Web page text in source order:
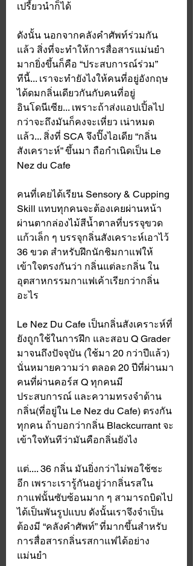
เปรี้ยวนำก็ได้
ดังนั้น นอกจากคลังคำศัพท์ร่วมกัน
แล้ว สิ่งที่จะทำให้การสื่อสารแม่นยำ
มากยิ่งขึ้นก็คือ “ประสบการณ์ร่วม”
ทีนี้... เราจะทำยังไงให้คนที่อยู่อังกฤษ
ได้ดมกลิ่นเดียวกันกับคนที่อยู่
อินโดนีเซีย... เพราะถ้าส่งแอปเปิ้ลไป
กว่าจะถึงมันก็คงจะเหี่ยว เน่าหมด
แล้ว... สิ่งที่ SCA จึงปิ๊งไอเดีย “กลิ่น
สังเคราะห์” ขึ้นมา ถือกำเนิดเป็น Le
Nez du Cafe
คนที่เคยได้เรียน Sensory & Cupping
Skill แทบทุกคนจะต้องเคยผ่านหน้า
ผ่านตากล่องไม้สีน้ำตาลที่บรรจุขวด
แก้วเล็ก ๆ บรรจุกลิ่นสังเคราะห์เอาไว้
36 ขวด สำหรับฝึกนักชิมกาแฟให้
เข้าใจตรงกันว่า กลิ่นแต่ละกลิ่น ใน
อุตสาหกรรมกาแฟเค้าเรียกว่ากลิ่น
อะไร
Le Nez Du Cafe เป็นกลิ่นสังเคราะห์ที่
ยังถูกใช้ในการฝึก และสอบ Q Grader
มาจนถึงปัจจุบัน (ใช้มา 20 กว่าปีแล้ว)
นั่นหมายความว่า ตลอด 20 ปีที่ผ่านมา
คนที่ผ่านคอร์ส Q ทุกคนมี
ประสบการณ์ และความทรงจำด้าน
กลิ่น(ที่อยู่ใน Le Nez du Cafe) ตรงกัน
ทุกคน ถ้าบอกว่ากลิ่น Blackcurrant จะ
เข้าใจทันทีว่ามันคือกลิ่นยังไง
แต่.... 36 กลิ่น มันยิ่งกว่าไม่พอใช้ซะ
อีก เพราะเรารู้กันอยู่ว่ากลิ่นรสใน
กาแฟนั้นซับซ้อนมาก ๆ สามารถบิดไป
ได้เป็นพันรูปแบบ ดังนั้นเราจึงจำเป็น
ต้องมี “คลังคำศัพท์” ที่มากขึ้นสำหรับ
การสื่อสารกลิ่นรสกาแฟได้อย่าง
แม่นยำ